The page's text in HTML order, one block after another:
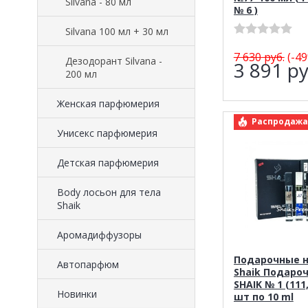
Silvana 100 мл + 30 мл
Дезодорант Silvana -
200 мл
Женская парфюмерия
Унисекс парфюмерия
Детская парфюмерия
Body лосьон для тела
Shaik
Аромадиффузоры
Автопарфюм
Новинки
№ 6 )
7 630руб.(-
3 891
Распродажа
арт.: Набор
Подарочные
Shaik
SHAIK № 1
шт по 10 ml